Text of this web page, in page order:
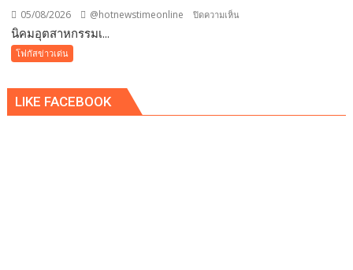
05/08/2026 @hotnewstimeonline ปิดความเห็น
ซ์
​นิคมอุตสาหกรรมเ...
โฟกัสข่าวเด่น
LIKE FACEBOOK